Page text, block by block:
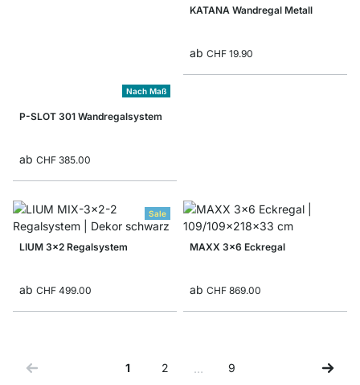
Nach Maß
P-SLOT 301 Wandregalsystem
ab CHF 385.00
KATANA Wandregal Metall
ab CHF 19.90
Sale
LIUM 3x2 Regalsystem
ab CHF 499.00
MAXX 3x6 Eckregal
ab CHF 869.00
Sie lesen gerade Seite
1
Seite
2 …
Seite
9